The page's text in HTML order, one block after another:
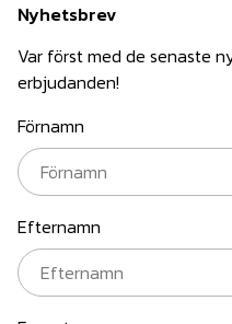
Nyhetsbrev
Var först med de senaste
erbjudanden!
Förnamn
Efternamn